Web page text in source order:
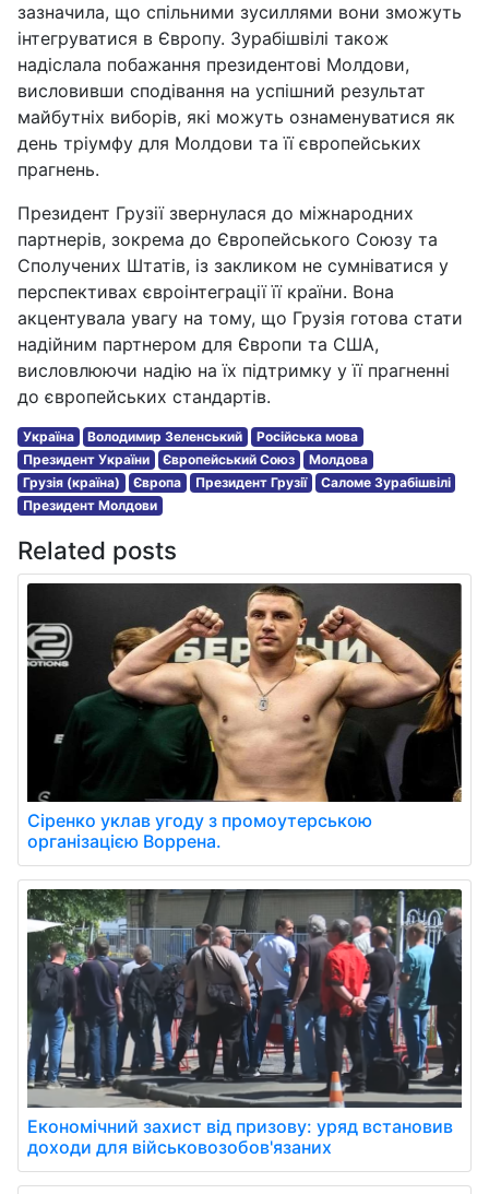
зазначила, що спільними зусиллями вони зможуть
інтегруватися в Європу. Зурабішвілі також
надіслала побажання президентові Молдови,
висловивши сподівання на успішний результат
майбутніх виборів, які можуть ознаменуватися як
день тріумфу для Молдови та її європейських
прагнень.
Президент Грузії звернулася до міжнародних
партнерів, зокрема до Європейського Союзу та
Сполучених Штатів, із закликом не сумніватися у
перспективах євроінтеграції її країни. Вона
акцентувала увагу на тому, що Грузія готова стати
надійним партнером для Європи та США,
висловлюючи надію на їх підтримку у її прагненні
до європейських стандартів.
Україна Володимир Зеленський
Російська мова
Президент України
Європейський Союз
Молдова
Грузія (країна)
Європа Президент Грузії
Саломе Зурабішвілі
Президент Молдови
Related posts
Сіренко уклав угоду з промоутерською
організацією Воррена.
Економічний захист від призову: уряд встановив
доходи для військовозобов'язаних